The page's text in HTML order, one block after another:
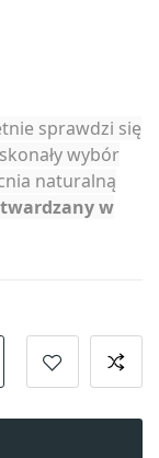
sprawdzi się
wybór
naturalną
w